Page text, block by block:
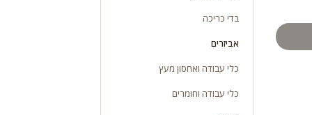
בדי כריכה
אביזרים
כלי עבודה ואחסון מעץ
כלי עבודה וחומרים